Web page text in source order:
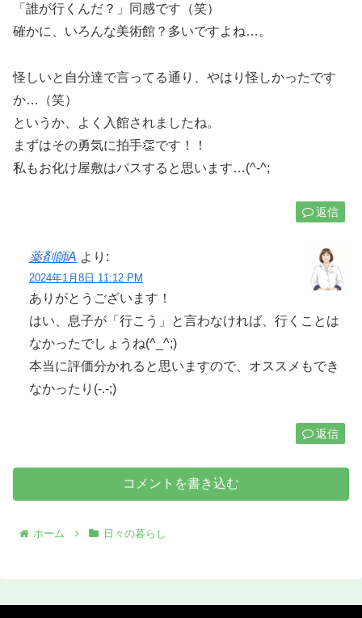
「誰が行くんだ？」同感です（笑）
確かに、いろんな美術館？多いですよね…。
怪しいと自分達で言ってる通り、やはり怪しかったです
か…（笑）
というか、よく入館されましたね。
まずはその勇気に拍手👏です！！
私もお化け屋敷はパスすると思います…(^-^;
返信
薬剤師A より:
2024年1月8日 11:12 PM
ありがとうございます！
はい、息子が「行こう」と言わなければ、行くことは
なかったでしょうね(^_^;)
本当に評価分かれると思いますので、オススメもでき
なかったり(-.-;)
返信
コメントを書き込む
ホーム 日々の暮らし